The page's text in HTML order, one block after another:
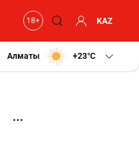
KAZ
Алматы +23 C